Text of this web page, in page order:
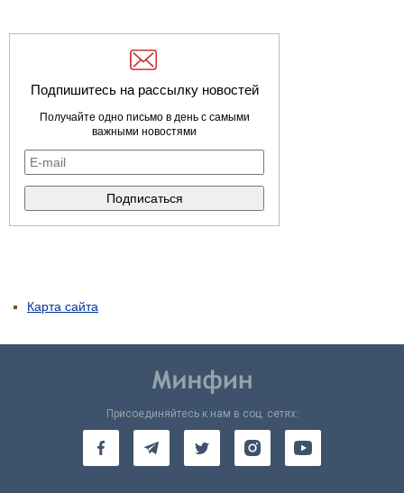
Подпишитесь на рассылку новостей
Получайте одно письмо в день с самыми
важными новостями
Карта сайта
Присоединяйтесь к нам в соц. сетях: